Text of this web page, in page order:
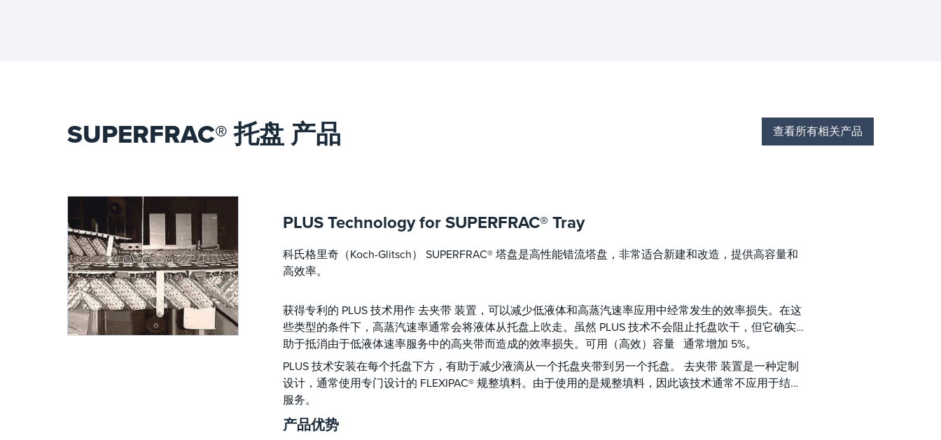
SUPERFRAC® 托盘 产品 查看所有相关产品
PLUS Technology for SUPERFRAC® Tray
科氏格里奇（Koch-Glitsch） SUPERFRAC® 塔盘是高性能错流塔盘，非常适合新建和改造，提供高容量和
高效率。
获得专利的 PLUS 技术用作 去夹带 装置，可以减少低液体和高蒸汽速率应用中经常发生的效率损失。在这
些类型的条件下，高蒸汽速率通常会将液体从托盘上吹走。虽然 PLUS 技术不会阻止托盘吹干，但它确实有
助于抵消由于低液体速率服务中的高夹带而造成的效率损失。可用（高效）容量 通常增加 5%。
PLUS 技术安装在每个托盘下方，有助于减少液滴从一个托盘夹带到另一个托盘。 去夹带 装置是一种定制
设计，通常使用专门设计的 FLEXIPAC® 规整填料。由于使用的是规整填料，因此该技术通常不应用于结垢
服务。
产品优势